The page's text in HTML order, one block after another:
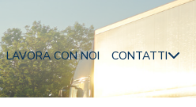
LAVORA CON NOI CONTATTI